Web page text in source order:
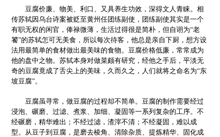
豆腐价廉、物美、利口、又具养生功效，深得文人青睐。相
传苏轼因乌台诗案被贬至黄州任团练副使，团练副使其实是一个
有职无权的闲官，俸禄微薄，生活过得很是简朴，但自诩为“老
饕”的苏轼怎可无美食，所以每次待客，他总是亲自下厨，想方设
法用最简单的食材做出最美味的食物。豆腐价格低廉，常常成为
他的盘中之物。苏轼本身对做菜颇有研究，经他之手后，平淡无
奇的豆腐竟成了舌尖上的美味，久而久之，人们就将之命名为“东
坡豆腐”。
豆腐虽寻常，做豆腐的过程却不简单。豆腐的制作需要经过
浸泡、碾磨、过滤、煮浆、加细、凝固等一系列复杂的工序。不
经碾磨，精华难出；不经过滤，渣滓不清；不经凝固，难以成
型。从豆子到豆腐，是磨去棱角、清除杂质、提炼精华、固化成